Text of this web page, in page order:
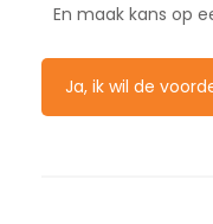
En maak kans op
Ja, ik wil de